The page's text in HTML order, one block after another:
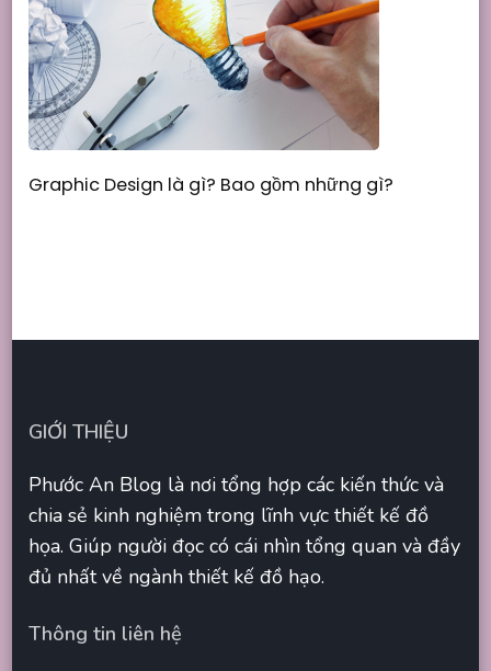
Graphic Design là gì? Bao gồm những gì?
GIỚI THIỆU
Phước An Blog là nơi tổng hợp các kiến thức và
chia sẻ kinh nghiệm trong lĩnh vực thiết kế đồ
họa. Giúp người đọc có cái nhìn tổng quan và đầy
đủ nhất về ngành thiết kế đồ hạo.
Thông tin liên hệ